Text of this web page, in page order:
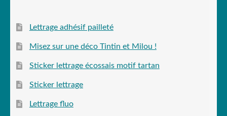
Lettrage adhésif pailleté
Misez sur une déco Tintin et Milou !
Sticker lettrage écossais motif tartan
Sticker lettrage
Lettrage fluo